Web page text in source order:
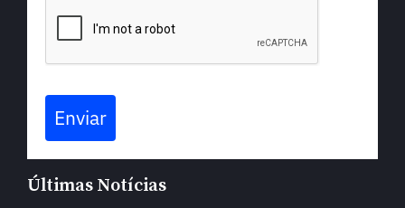
Enviar
Últimas Notícias